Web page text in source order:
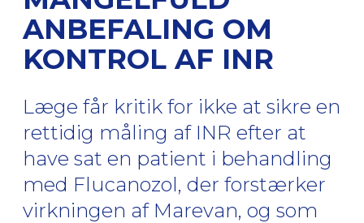
ANBEFALING OM
KONTROL AF INR
Læge får kritik for ikke at sikre en
rettidig måling af INR efter at
have sat en patient i behandling
med Flucanozol, der forstærker
virkningen af Marevan, og som